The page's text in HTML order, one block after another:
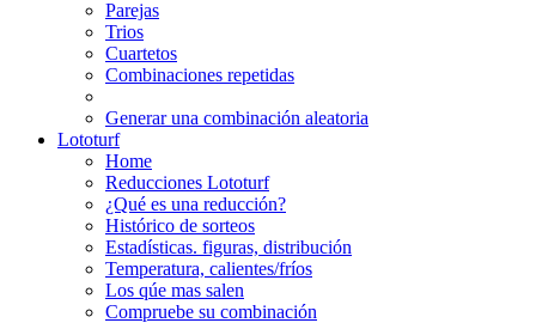
Parejas
Trios
Cuartetos
Combinaciones repetidas
Generar una combinación aleatoria
Lototurf
Home
Reducciones Lototurf
¿Qué es una reducción?
Histórico de sorteos
Estadísticas. figuras, distribución
Temperatura, calientes/fríos
Los qúe mas salen
Compruebe su combinación